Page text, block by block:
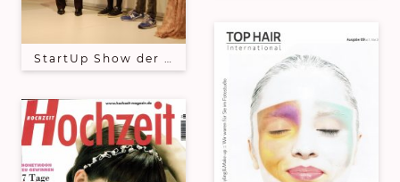
StartUp Show der CREATIVA Dortmund - Sky